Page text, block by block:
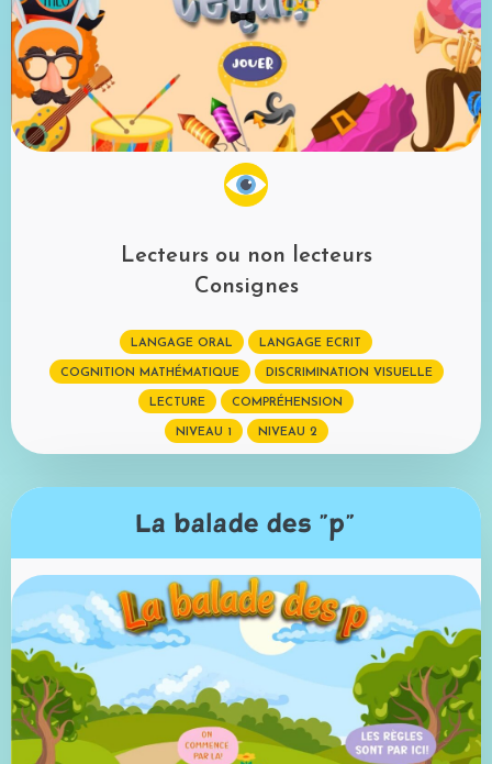
Lecteurs ou non lecteurs
Consignes
LANGAGE ORAL LANGAGE ECRIT
COGNITION MATHÉMATIQUE DISCRIMINATION VISUELLE
LECTURE COMPRÉHENSION
NIVEAU 1 NIVEAU 2
La balade des "p"